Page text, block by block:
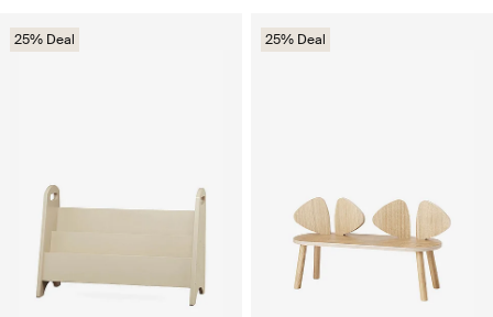
25% Deal 25% Deal